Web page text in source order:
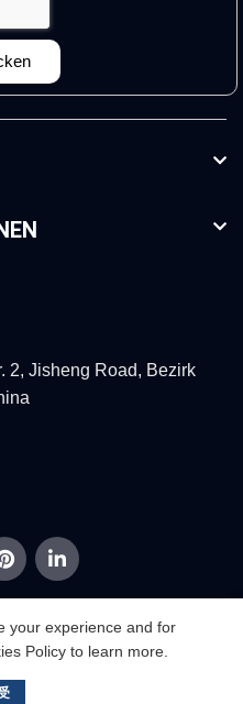
2, Jisheng Road, Bezirk
your experience and for
Policy to learn more.